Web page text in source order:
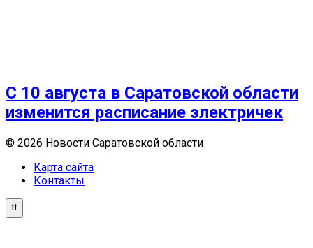
С 10 августа в Саратовской области
изменится расписание электричек
© 2026 Новости Саратовской области
Карта сайта
Контакты